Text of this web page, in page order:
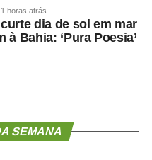
horas atrás
dia de sol em mar
à Bahia: ‘Pura Poesia’
SEMANA